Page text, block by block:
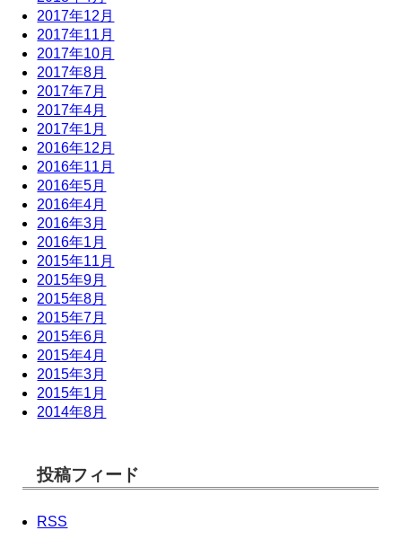
2017年12月
2017年11月
2017年10月
2017年8月
2017年7月
2017年4月
2017年1月
2016年12月
2016年11月
2016年5月
2016年4月
2016年3月
2016年1月
2015年11月
2015年9月
2015年8月
2015年7月
2015年6月
2015年4月
2015年3月
2015年1月
2014年8月
投稿フィード
RSS